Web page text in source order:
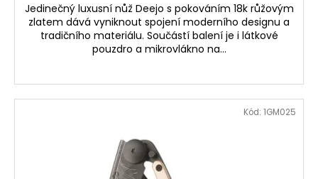
Jedinečný luxusní nůž Deejo s pokováním 18k růžovým
zlatem dává vyniknout spojení moderního designu a
tradičního materiálu. Součástí balení je i látkové
pouzdro a mikrovlákno na...
Kód: 1GM025